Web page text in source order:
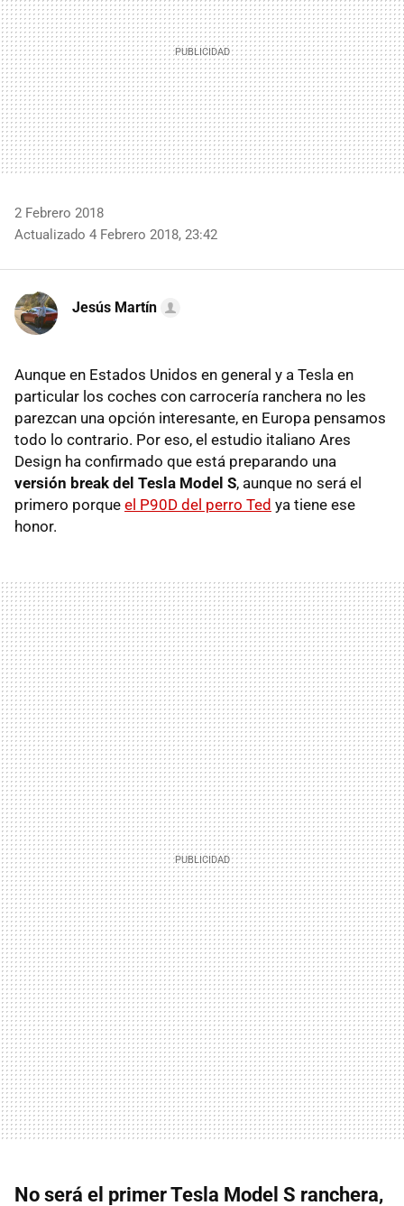
2 Febrero 2018
Actualizado 4 Febrero 2018, 23:42
Jesús Martín
Aunque en Estados Unidos en general y a Tesla en
particular los coches con carrocería ranchera no les
parezcan una opción interesante, en Europa pensamos
todo lo contrario. Por eso, el estudio italiano Ares
Design ha confirmado que está preparando una
versión break del Tesla Model S, aunque no será el
primero porque el P90D del perro Ted ya tiene ese
honor.
No será el primer Tesla Model S ranchera,